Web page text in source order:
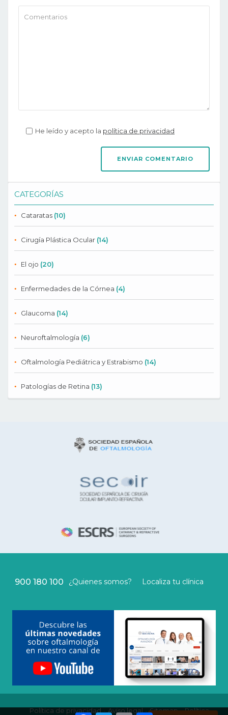
He leído y acepto la política de privacidad
CATEGORÍAS
Cataratas (10)
Cirugía Plástica Ocular (14)
El ojo (20)
Enfermedades de la Córnea (4)
Glaucoma (14)
Neuroftalmología (6)
Oftalmología Pediátrica y Estrabismo (14)
Patologías de Retina (13)
900 180 100 ¿Quienes somos? Localiza tu clínica
Política de privacidad Aviso legal Sitemap Política